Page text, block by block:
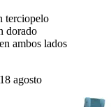
terciopelo
dorado
ambos lados
agosto